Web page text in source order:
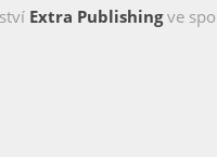
Extra Publishingve